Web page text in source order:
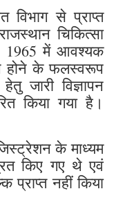
से प्राप्त
चिकित्सा
1965 में आवश्यक
होने के फलस्वरूप
जारी विज्ञापन
किया गया है।
के माध्यम
किए गए थे एवं
नहीं किया